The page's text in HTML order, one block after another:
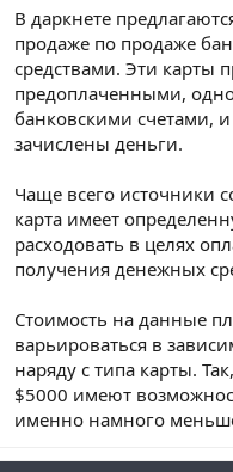
В даркнете
продаже по продаже
средствами. Эти карты
предоплаченными,
банковскими счетами,
зачислены деньги.
Чаще всего источники
карта имеет
расходовать в целях
получения денежных
Стоимость на данные
варьироваться в
наряду с типа карты.
$5000 имеют
именно намного